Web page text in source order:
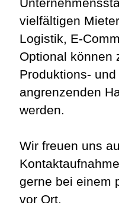
vielfältigen
Logistik, E-
Optional können
Produktions-
angrenzenden
werden.
Wir freuen uns
gerne bei einem
vor Ort.